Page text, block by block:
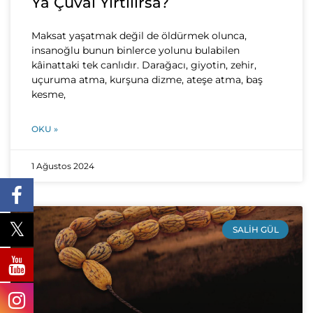
Maksat yaşatmak değil de öldürmek olunca,
insanoğlu bunun binlerce yolunu bulabilen
kâinattaki tek canlıdır. Darağacı, giyotin, zehir,
uçuruma atma, kurşuna dizme, ateşe atma, baş
kesme,
OKU »
1 Ağustos 2024
SALIH GÜL